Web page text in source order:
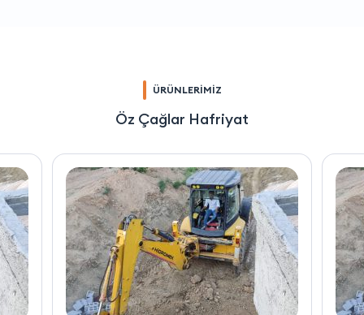
ÜRÜNLERİMİZ
Öz Çağlar Hafriyat